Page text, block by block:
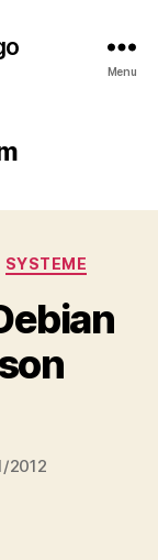
Menu
SYSTEME
2012